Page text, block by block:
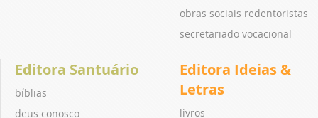
obras sociais redentoristas
secretariado vocacional
Editora Santuário
bíblias
deus conosco
Editora Ideias &
Letras
livros